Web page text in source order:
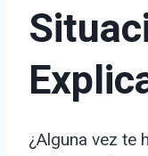
¿Alguna vez te